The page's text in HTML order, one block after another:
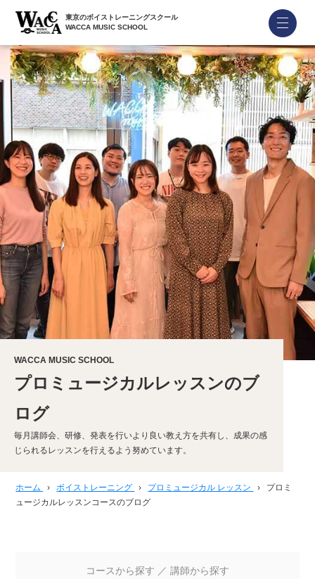
東京のボイストレーニングスクール
WACCA MUSIC SCHOOL
WACCA MUSIC SCHOOL
プロミュージカルレッスンのブ
ログ
毎月講師会、研修、発表を行いより良い教え方を共有し、成果の感
じられるレッスンを行えるよう努めています。
ホーム › ボイストレーニング › プロミュージカル レッスン ›
プロミ
ュージカルレッスンコースのブログ
コースから探す ／ 講師から探す